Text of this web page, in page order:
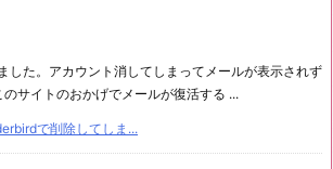
した。アカウント消してしまってメールが表示されず
サイトのおかげでメールが復活する ...
で削除してしま...